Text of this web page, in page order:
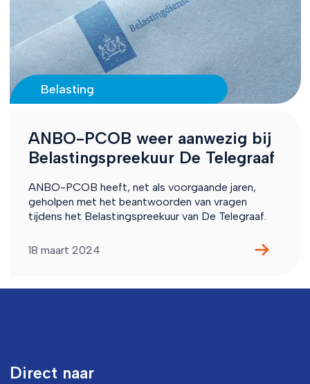
Belasting
ANBO-PCOB weer aanwezig bij
Belastingspreekuur De Telegraaf
ANBO-PCOB heeft, net als voorgaande jaren,
geholpen met het beantwoorden van vragen
tijdens het Belastingspreekuur van De Telegraaf.
18 maart 2024
Direct naar